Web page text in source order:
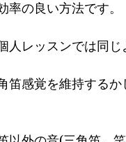
率の良い方法です。
人レッスンでは同じ
笛感覚を維持する